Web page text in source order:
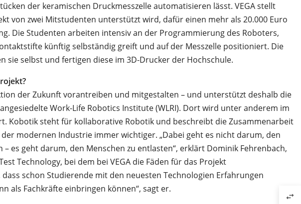
der keramischen Druckmesszelle automatisieren lässt. VEGA stellt
von zwei Mitstudenten unterstützt wird, dafür einen mehr als 20.000 Euro
Die Studenten arbeiten intensiv an der Programmierung des Roboters,
künftig selbständig greift und auf der Messzelle positioniert. Die
sie selbst und fertigen diese im 3D-Drucker der Hochschule.
der Zukunft vorantreiben und mitgestalten – und unterstützt deshalb die
Work-Life Robotics Institute (WLRI). Dort wird unter anderem im
Kobotik steht für kollaborative Robotik und beschreibt die Zusammenarbeit
modernen Industrie immer wichtiger. „Dabei geht es nicht darum, den
es geht darum, den Menschen zu entlasten“, erklärt Dominik Fehrenbach,
Technology, bei dem bei VEGA die Fäden für das Projekt
schon Studierende mit den neuesten Technologien Erfahrungen
als Fachkräfte einbringen können“, sagt er.
swap_horiz